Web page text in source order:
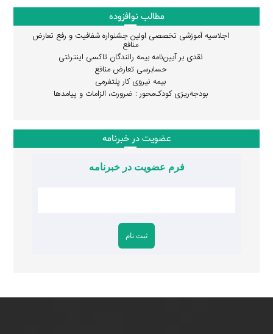
مطالب نوافزوده
اجلاسیه آموزشی تخصصی اولین جشنواره شفافیت و رفع تعارض
منافع
نقدی بر آیین‌نامه بیمه رانندگان تاکسی اینترنتی
حسابرسی تعارض منافع
بیمه نیروی کار پلتفرمی
بودجه‌ریزی کودک‌محور : ضرورت، الزامات و پیامدها
عضویت در خبرنامه
فرم عضویت در خبرنامه